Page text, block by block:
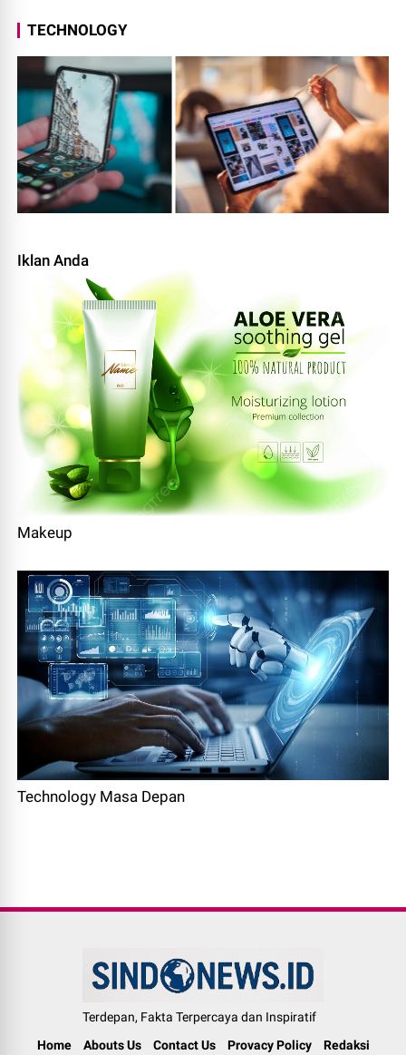
TECHNOLOGY
Iklan Anda
Makeup
Technology Masa Depan
Terdepan, Fakta Terpercaya dan Inspiratif
Home
Abouts Us Contact Us Provacy Policy
Redaksi